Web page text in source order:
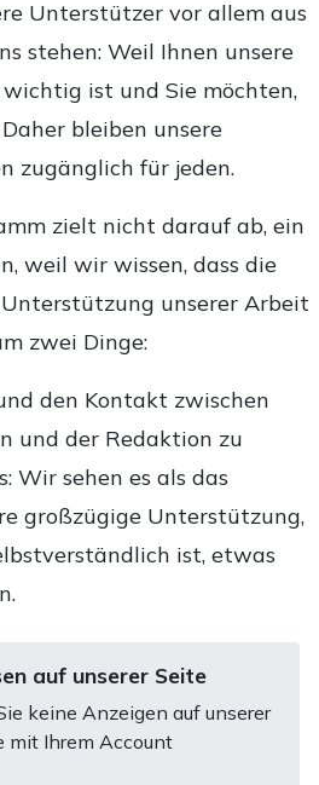
Unterstützer vor allem aus
stehen: Weil Ihnen unsere
ist und Sie möchten,
bleiben unsere
zugänglich für jeden.
zielt nicht darauf ab, ein
weil wir wissen, dass die
unserer Arbeit
zwei Dinge:
den Kontakt zwischen
und der Redaktion zu
Wir sehen es als das
großzügige Unterstützung,
ist, etwas
auf unserer Seite
keine Anzeigen auf unserer
mit Ihrem Account